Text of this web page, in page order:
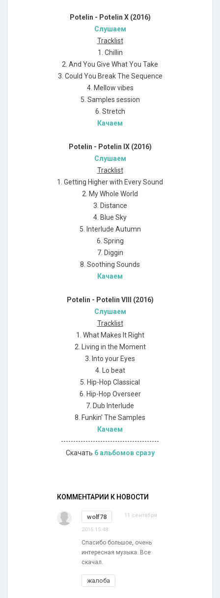
Potelin - Potelin X (2016)
Слушаем
Tracklist
1. Chillin
2. And You Give What You Take
3. Could You Break The Sequence
4. Mellow vibes
5. Samples session
6. Stretch
Качаем
Potelin - Potelin IX (2016)
Слушаем
Tracklist
1. Getting Higher with Every Sound
2. My Whole World
3. Distance
4. Blue Sky
5. Interlude Autumn
6. Spring
7. Diggin
8. Soothing Sounds
Качаем
Potelin - Potelin VIII (2016)
Слушаем
Tracklist
1. What Makes It Right
2. Living in the Moment
3. Into your Eyes
4. Lo beat
5. Hip-Hop Classical
6. Hip-Hop Overseer
7. Dub Interlude
8. Funkin' The Samples
Качаем
----------------------------------------
Скачать 6 альбомов сразу
КОММЕНТАРИИ К НОВОСТИ
wolf78 11 сентября
2016 15:48
Спасибо большое, очень
интересная музыка. Все
скачал.
жалоба